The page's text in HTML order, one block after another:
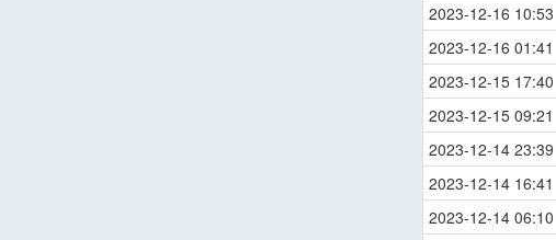
2023-12-16 10:53
2023-12-16 01:41
2023-12-15 17:40
2023-12-15 09:21
2023-12-14 23:39
2023-12-14 16:41
2023-12-14 06:10